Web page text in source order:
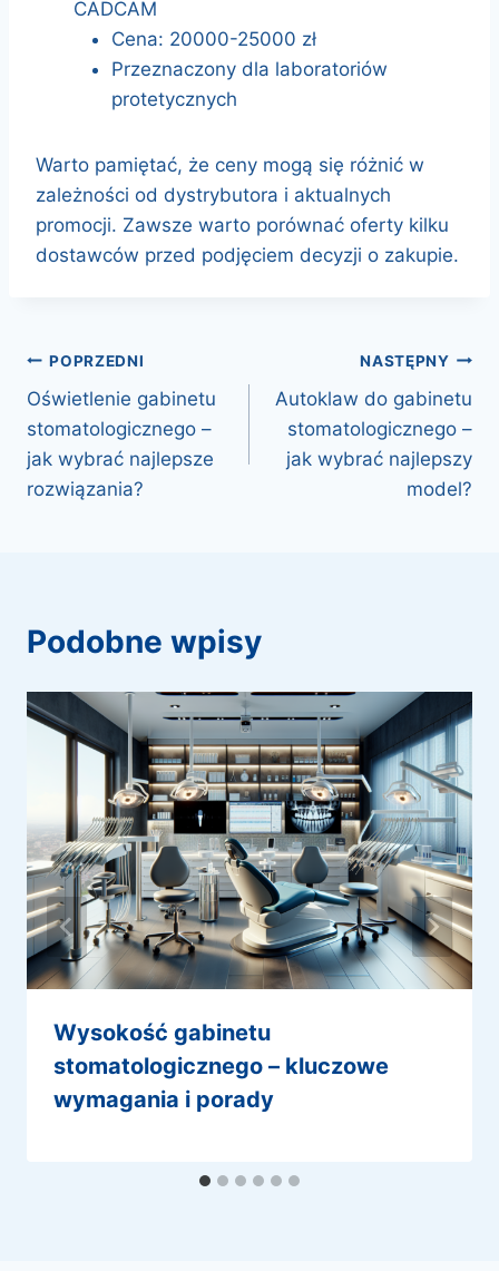
CADCAM
Cena: 20000-25000 zł
Przeznaczony dla laboratoriów
protetycznych
Warto pamiętać, że ceny mogą się różnić w
zależności od dystrybutora i aktualnych
promocji. Zawsze warto porównać oferty kilku
dostawców przed podjęciem decyzji o zakupie.
nawigacja
wpisu
POPRZEDNI
Oświetlenie gabinetu
stomatologicznego –
jak wybrać najlepsze
rozwiązania?
NASTĘPNY
Autoklaw do gabinetu
stomatologicznego –
jak wybrać najlepszy
model?
podobne wpisy
wysokość gabinetu
stomatologicznego – kluczowe
wymagania i porady